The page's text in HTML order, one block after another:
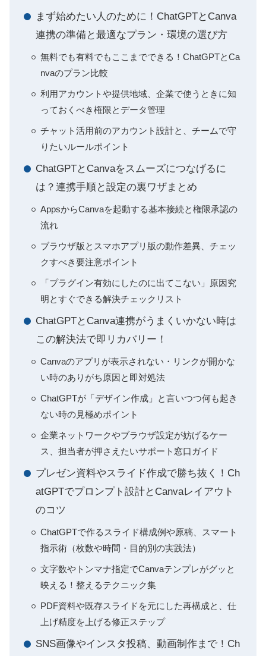
まず始めたい人のために！ChatGPTとCanva
連携の準備と最適なプラン・環境の選び方
無料でも有料でもここまでできる！ChatGPTとCa
nvaのプラン比較
利用アカウントや提供地域、企業で使うときに知
っておくべき権限とデータ管理
チャット活用前のアカウント設計と、チームで守
りたいルールポイント
ChatGPTとCanvaをスムーズにつなげるに
は？連携手順と設定の裏ワザまとめ
AppsからCanvaを起動する基本接続と権限承認の
流れ
ブラウザ版とスマホアプリ版の動作差異、チェッ
クすべき要注意ポイント
「プラグイン有効にしたのに出てこない」原因究
明とすぐできる解決チェックリスト
ChatGPTとCanva連携がうまくいかない時は
この解決法で即リカバリー！
Canvaのアプリが表示されない・リンクが開かな
い時のありがち原因と即対処法
ChatGPTが「デザイン作成」と言いつつ何も起き
ない時の見極めポイント
企業ネットワークやブラウザ設定が妨げるケー
ス、担当者が押さえたいサポート窓口ガイド
プレゼン資料やスライド作成で勝ち抜く！Ch
atGPTでプロンプト設計とCanvaレイアウト
のコツ
ChatGPTで作るスライド構成例や原稿、スマート
指示術（枚数や時間・目的別の実践法）
文字数やトンマナ指定でCanvaテンプレがグッと
映える！整えるテクニック集
PDF資料や既存スライドを元にした再構成と、仕
上げ精度を上げる修正ステップ
SNS画像やインスタ投稿、動画制作まで！Ch